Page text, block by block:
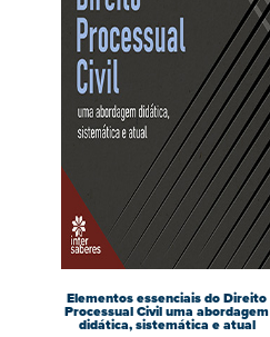
Elementos essenciais do Direito
Processual Civil uma abordagem
didática, sistemática e atual